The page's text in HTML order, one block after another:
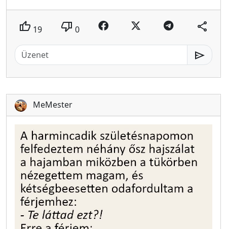
thumb_up 19 thumb_down 0 share
send
MeMester